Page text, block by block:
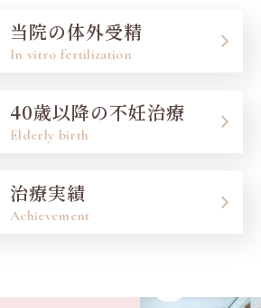
当院の体外受精
In vitro fertilization
40歳以降の不妊治療
Elderly birth
治療実績
Achievement